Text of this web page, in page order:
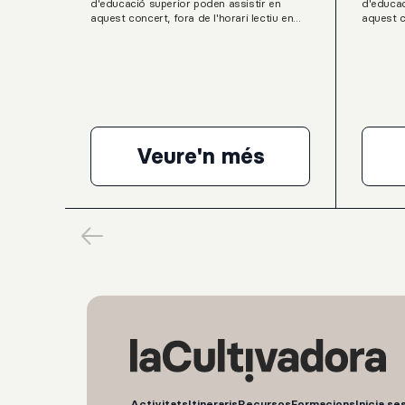
d'educació superior poden assistir en
aquest concert, fora de l'horari lectiu en
Veure'n mésPierre Laurent
aquest